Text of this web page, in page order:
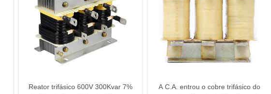
Reator trifásico 600V 300Kvar 7%
A C.A. entrou o cobre trifásico do